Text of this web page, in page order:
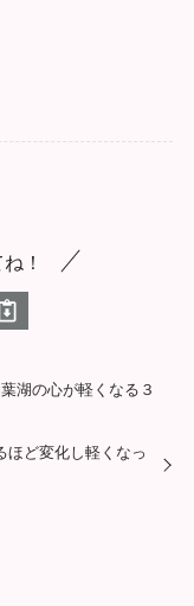
！
湖の心が軽くなる３
ほど変化し軽くなっ